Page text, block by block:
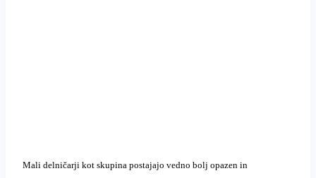
Mali delničarji kot skupina postajajo vedno bolj opazen in